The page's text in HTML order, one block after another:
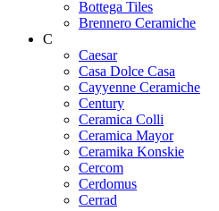
Bottega Tiles
Brennero Ceramiche
C
Caesar
Casa Dolce Casa
Cayyenne Ceramiche
Century
Ceramica Colli
Ceramica Mayor
Ceramika Konskie
Cercom
Cerdomus
Cerrad